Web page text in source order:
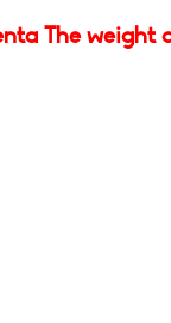
The weight